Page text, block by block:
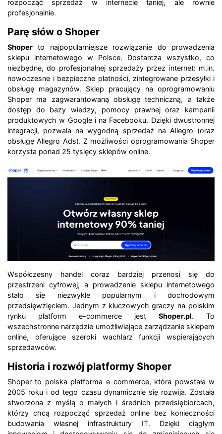
rozpocząć sprzedaż w internecie taniej, ale równie
profesjonalnie.
Parę słów o Shoper
Shoper to najpopularniejsze rozwiązanie do prowadzenia
sklepu internetowego w Polsce. Dostarcza wszystko, co
niezbędne, do profesjonalnej sprzedaży przez internet: m.in.
nowoczesne i bezpieczne płatności, zintegrowane przesyłki i
obsługę magazynów. Sklep pracujący na oprogramowaniu
Shoper ma zagwarantowaną obsługę techniczną, a także
dostęp do bazy wiedzy, pomocy prawnej oraz kampanii
produktowych w Google i na Facebooku. Dzięki dwustronnej
integracji, pozwala na wygodną sprzedaż na Allegro (oraz
obsługę Allegro Ads). Z możliwości oprogramowania Shoper
korzysta ponad 25 tysięcy sklepów online.
Współczesny handel coraz bardziej przenosi się do
przestrzeni cyfrowej, a prowadzenie sklepu internetowego
stało się niezwykle popularnym i dochodowym
przedsięwzięciem. Jednym z kluczowych graczy na polskim
rynku platform e-commerce jest Shoper.pl. To
wszechstronne narzędzie umożliwiające zarządzanie sklepem
online, oferujące szeroki wachlarz funkcji wspierających
sprzedawców.
Historia i rozwój platformy Shoper
Shoper to polska platforma e-commerce, która powstała w
2005 roku i od tego czasu dynamicznie się rozwija. Została
stworzona z myślą o małych i średnich przedsiębiorcach,
którzy chcą rozpocząć sprzedaż online bez konieczności
budowania własnej infrastruktury IT. Dzięki ciągłym